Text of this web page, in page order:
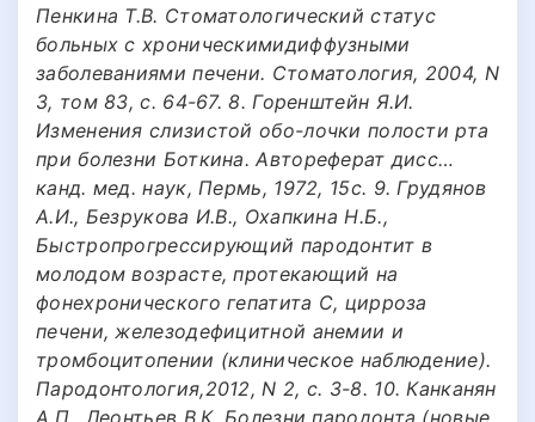
Пенкина Т.В. Стоматологический статус
больных с хроническимидиффузными
заболеваниями печени. Стоматология, 2004, N
3, том 83, c. 64-67. 8. Горенштейн Я.И.
Изменения слизистой обо-лочки полости рта
при болезни Боткина. Автореферат дисс…
канд. мед. наук, Пермь, 1972, 15с. 9. Грудянов
А.И., Безрукова И.В., Охапкина Н.Б.,
Быстропрогрессирующий пародонтит в
молодом возрасте, протекающий на
фонехронического гепатита С, цирроза
печени, железодефицитной анемии и
тромбоцитопении (клиническое наблюдение).
Пародонтология,2012, N 2, c. 3-8. 10. Канканян
А.П., Леонтьев В.К. Болезни пародонта (новые